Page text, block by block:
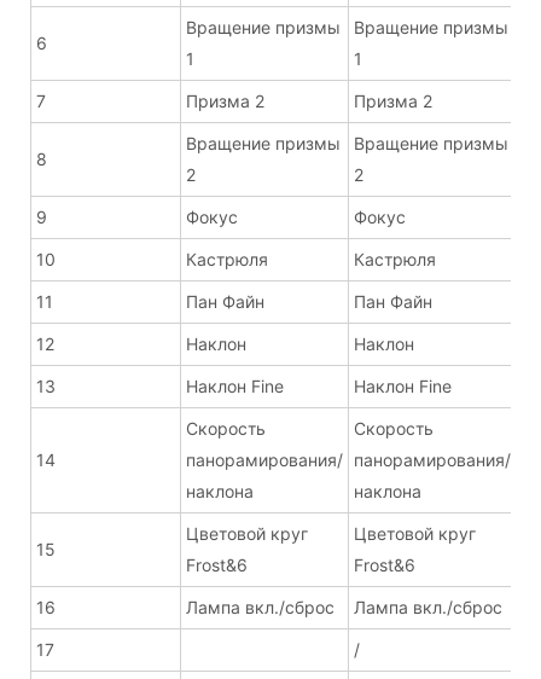
6
Вращение призмы
1
Вращение призмы
1
7 Призма 2 Призма 2
8
Вращение призмы
2
Вращение призмы
2
9 Фокус Фокус
10 Кастрюля Кастрюля
11 Пан Файн Пан Файн
12 Наклон Наклон
13 Наклон Fine Наклон Fine
14
Скорость
панорамирования/
наклона
Скорость
панорамирования/
наклона
15
Цветовой круг
Frost&6
Цветовой круг
Frost&6
16 Лампа вкл./сброс Лампа вкл./сброс
17 /